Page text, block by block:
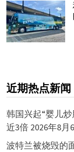
近期热点新闻
韩国兴起“婴儿
近3倍 2026年8月
波特兰被烧毁的